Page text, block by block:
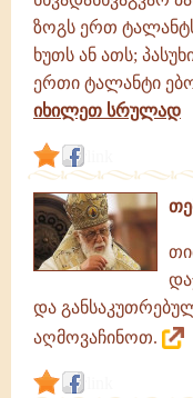
ზოგს ერთ
ხუთს ან ათს;
ერთი ტალანტი
იხილეთ სრულად
და
აღმოვაჩინოთ.